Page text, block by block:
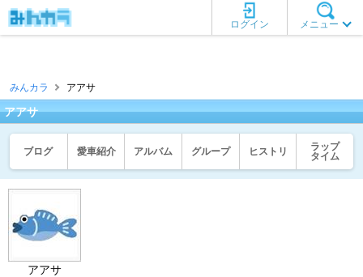
メニュー
ログイン
みんカラ アアサ
アアサ
ブログ 愛車紹介 アルバム グループ ヒストリ
ラップ
タイム
アアサ